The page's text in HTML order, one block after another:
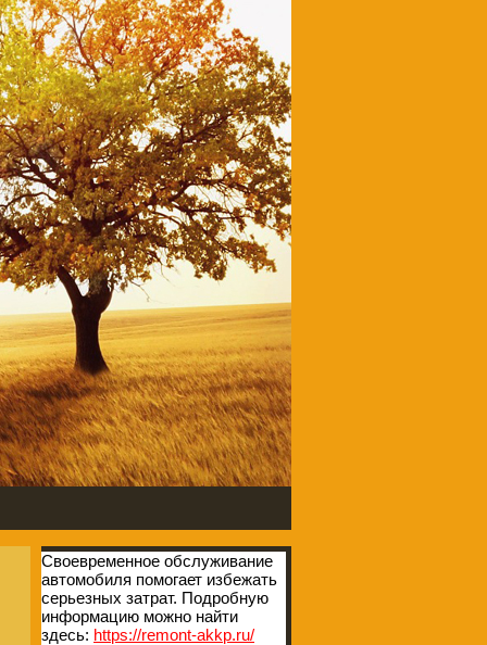
Своевременное обслуживание
автомобиля помогает избежать
серьезных затрат. Подробную
информацию можно найти
здесь: https://remont-akkp.ru/